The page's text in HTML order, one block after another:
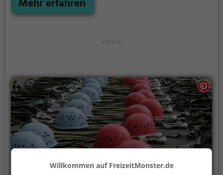
Dünen dem Spiel nachgehen.
Mehr erfahren
Willkommen auf FreizeitMonster.de